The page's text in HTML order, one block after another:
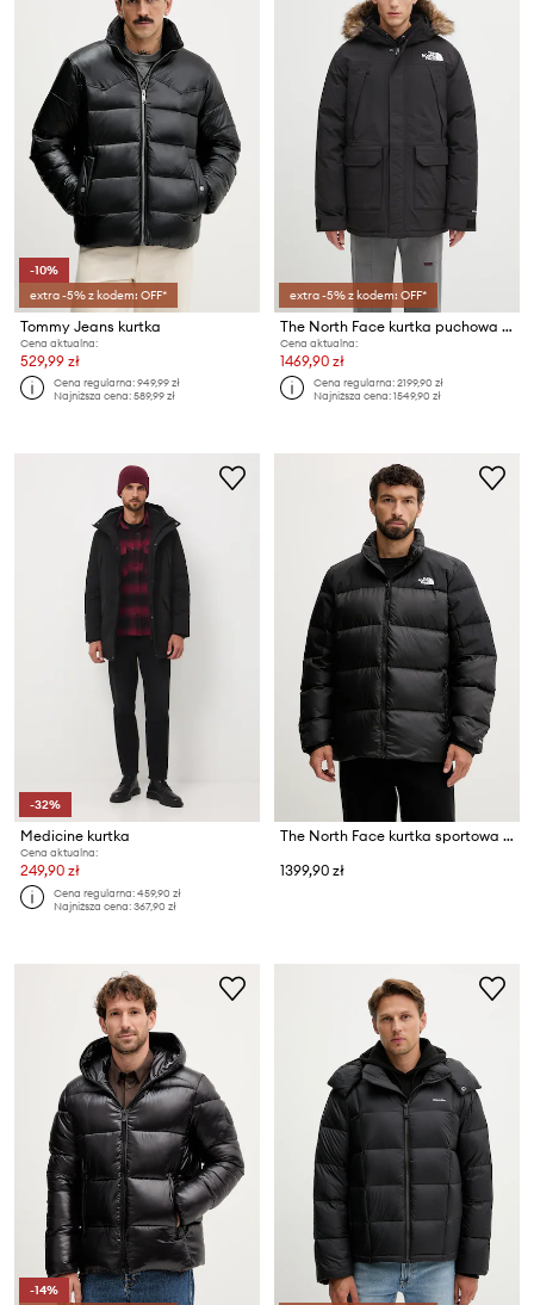
-10%
extra -5% z kodem: OFF*
Tommy Jeans kurtka
Cena aktualna:
529,99 zł
Cena regularna:949,99 zł
Najniższa cena:589,99 zł
extra -5% z kodem: OFF*
The North Face kurtka puchowa McMurdo
Cena aktualna:
1469,90 zł
Cena regularna:2199,90 zł
Najniższa cena:1549,90 zł
-32%
Medicine kurtka
Cena aktualna:
249,90 zł
Cena regularna:459,90 zł
Najniższa cena:367,90 zł
The North Face kurtka sportowa puchowa Diablo Down 2.0
1399,90 zł
-14%